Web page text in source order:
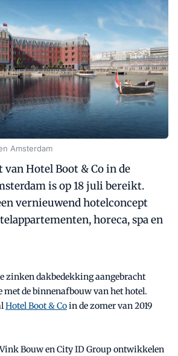
Amsterdam
Hotel Boot & Co in de
is op 18 juli bereikt.
vernieuwend hotelconcept
horeca, spa en
zinken dakbedekking aangebracht
met de binnenafbouw van het hotel.
Hotel Boot & Coin de zomer van 2019
Bouw en City ID Group ontwikkelen